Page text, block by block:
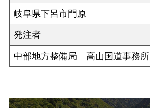
岐阜県下呂市門原
発注者
中部地方整備局 高山国道事務所